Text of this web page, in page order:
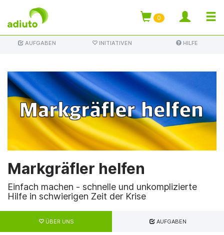
Direkt
0
AUFGABEN INITIATIVEN HILFE
Markgräfler helfen
Einfach machen - schnelle und unkomplizierte
Hilfe in schwierigen Zeit der Krise
Haupt-
ReiterÜBER UNS AUFGABEN